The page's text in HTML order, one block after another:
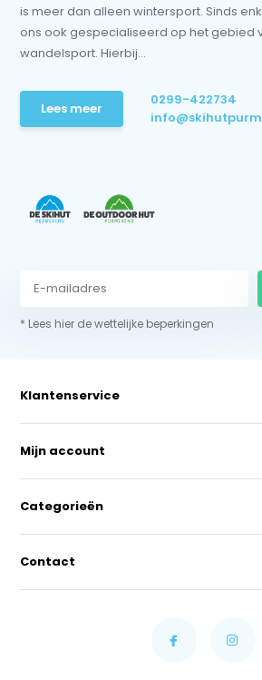
is meer dan alleen wintersport. Sinds
ons ook gespecialiseerd op het gebied
wandelsport. Hierbij...
Lees meer
0299-422734
* Lees hier de wettelijke beperkingen
Klantenservice
Mijn account
Categorieën
Contact